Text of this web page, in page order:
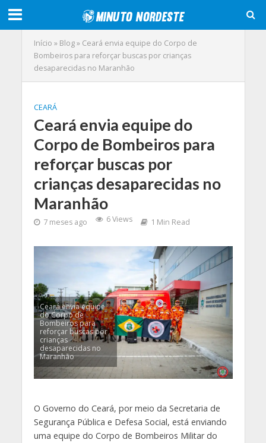
Início » Blog» Ceará envia equipe do Corpo de
Bombeiros para reforçar buscas por crianças
desaparecidas no Maranhão
CEARÁ
Ceará envia equipe do
Corpo de Bombeiros para
reforçar buscas por
crianças desaparecidas no
Maranhão
7 meses ago 6 Views 1 Min Read
Ceará envia equipe
do Corpo de
Bombeiros para
reforçar buscas por
crianças
desaparecidas no
Maranhão
O Governo do Ceará, por meio da Secretaria de
Segurança Pública e Defesa Social, está enviando
uma equipe do Corpo de Bombeiros Militar do